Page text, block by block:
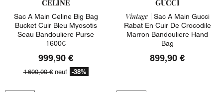
CELINE
Sac A Main Celine Big Bag
Bucket Cuir Bleu Myosotis
Seau Bandouliere Purse
1600€
999,90 €
1 600,00 €neuf -38%
GUCCI
Vintage | Sac A Main Gucci
Rabat En Cuir De Crocodile
Marron Bandouliere Hand
Bag
899,90 €